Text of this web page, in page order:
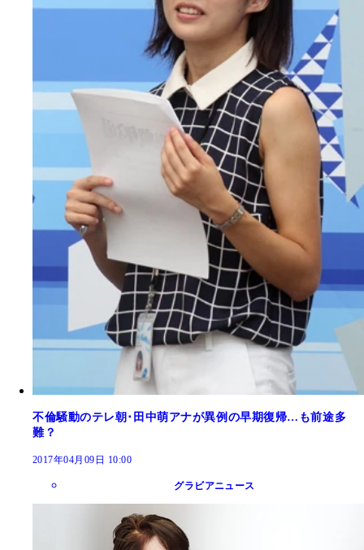
不倫騒動のテレ朝･田中萌アナが異例の早期復帰…も前途多
難？
2017年04月09日 10:00
グラビアニュース